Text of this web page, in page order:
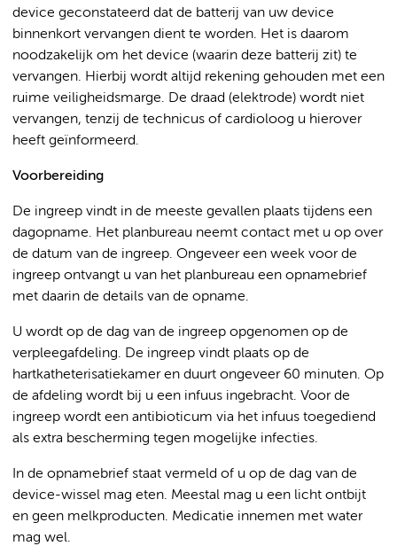
device geconstateerd dat de batterij van uw device
binnenkort vervangen dient te worden. Het is daarom
noodzakelijk om het device (waarin deze batterij zit) te
vervangen. Hierbij wordt altijd rekening gehouden met een
ruime veiligheidsmarge. De draad (elektrode) wordt niet
vervangen, tenzij de technicus of cardioloog u hierover
heeft geïnformeerd.
Voorbereiding
De ingreep vindt in de meeste gevallen plaats tijdens een
dagopname. Het planbureau neemt contact met u op over
de datum van de ingreep. Ongeveer een week voor de
ingreep ontvangt u van het planbureau een opnamebrief
met daarin de details van de opname.
U wordt op de dag van de ingreep opgenomen op de
verpleegafdeling. De ingreep vindt plaats op de
hartkatheterisatiekamer en duurt ongeveer 60 minuten. Op
de afdeling wordt bij u een infuus ingebracht. Voor de
ingreep wordt een antibioticum via het infuus toegediend
als extra bescherming tegen mogelijke infecties.
In de opnamebrief staat vermeld of u op de dag van de
device-wissel mag eten. Meestal mag u een licht ontbijt
en geen melkproducten. Medicatie innemen met water
mag wel.